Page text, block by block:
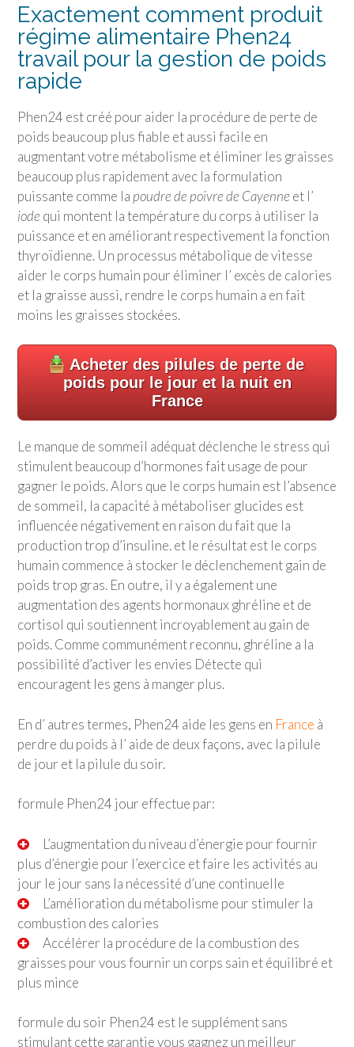
Exactement comment produit
régime alimentaire Phen24
travail pour la gestion de poids
rapide
Phen24 est créé pour aider la procédure de perte de
poids beaucoup plus fiable et aussi facile en
augmentant votre métabolisme et éliminer les graisses
beaucoup plus rapidement avec la formulation
puissante comme la poudre de poivre de Cayenne et l’
iode qui montent la température du corps à utiliser la
puissance et en améliorant respectivement la fonction
thyroïdienne. Un processus métabolique de vitesse
aider le corps humain pour éliminer l’ excès de calories
et la graisse aussi, rendre le corps humain a en fait
moins les graisses stockées.
Acheter des pilules de perte de
poids pour le jour et la nuit en
France
Le manque de sommeil adéquat déclenche le stress qui
stimulent beaucoup d’hormones fait usage de pour
gagner le poids. Alors que le corps humain est l’absence
de sommeil, la capacité à métaboliser glucides est
influencée négativement en raison du fait que la
production trop d’insuline. et le résultat est le corps
humain commence à stocker le déclenchement gain de
poids trop gras. En outre, il y a également une
augmentation des agents hormonaux ghréline et de
cortisol qui soutiennent incroyablement au gain de
poids. Comme communément reconnu, ghréline a la
possibilité d’activer les envies Détecte qui
encouragent les gens à manger plus.
En d’ autres termes, Phen24 aide les gens en France à
perdre du poids à l’ aide de deux façons, avec la pilule
de jour et la pilule du soir.
formule Phen24 jour effectue par:
L’augmentation du niveau d’énergie pour fournir
plus d’énergie pour l’exercice et faire les activités au
jour le jour sans la nécessité d’une continuelle
L’amélioration du métabolisme pour stimuler la
combustion des calories
Accélérer la procédure de la combustion des
graisses pour vous fournir un corps sain et équilibré et
plus mince
formule du soir Phen24 est le supplément sans
stimulant cette garantie vous gagnez un meilleur